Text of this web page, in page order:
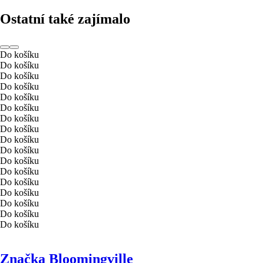
Ostatní také zajímalo
Do košíku
Do košíku
Do košíku
Do košíku
Do košíku
Do košíku
Do košíku
Do košíku
Do košíku
Do košíku
Do košíku
Do košíku
Do košíku
Do košíku
Do košíku
Do košíku
Do košíku
Značka Bloomingville